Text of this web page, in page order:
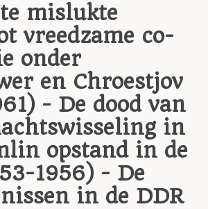
mislukte
vreedzame co-
onder
en Chroestjov
- De dood van
in
opstand in de
1956) - De
in de DDR